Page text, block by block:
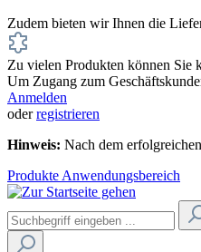
Zudem bieten wir Ihnen die
Zu vielen Produkten können Sie
Um Zugang zum
Anmelden
oderregistrieren
Hinweis: Nach dem
Produkte Anwendungsbereich